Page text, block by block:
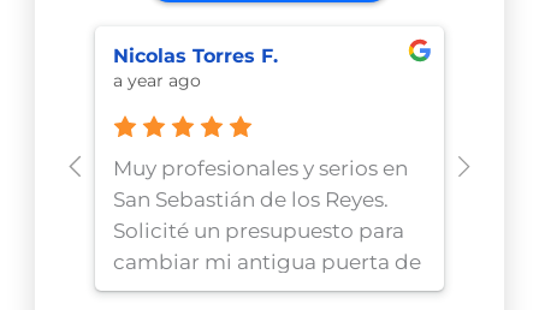
Nicolas Torres F.
a year ago
Muy profesionales y serios en
San Sebastián de los Reyes.
Solicité un presupuesto para
cambiar mi antigua puerta de
gorjas por una moderna. Me